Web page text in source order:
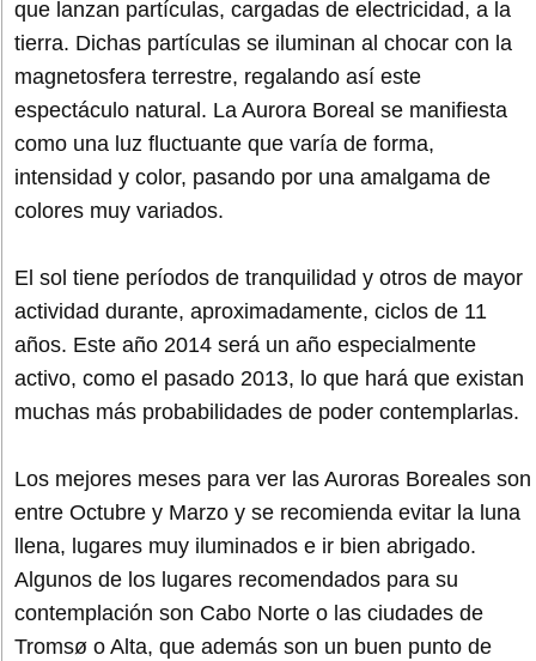
que lanzan partículas, cargadas de electricidad, a la
tierra. Dichas partículas se iluminan al chocar con la
magnetosfera terrestre, regalando así este
espectáculo natural. La Aurora Boreal se manifiesta
como una luz fluctuante que varía de forma,
intensidad y color, pasando por una amalgama de
colores muy variados.
El sol tiene períodos de tranquilidad y otros de mayor
actividad durante, aproximadamente, ciclos de 11
años. Este año 2014 será un año especialmente
activo, como el pasado 2013, lo que hará que existan
muchas más probabilidades de poder contemplarlas.
Los mejores meses para ver las Auroras Boreales son
entre Octubre y Marzo y se recomienda evitar la luna
llena, lugares muy iluminados e ir bien abrigado.
Algunos de los lugares recomendados para su
contemplación son Cabo Norte o las ciudades de
Tromsø o Alta, que además son un buen punto de